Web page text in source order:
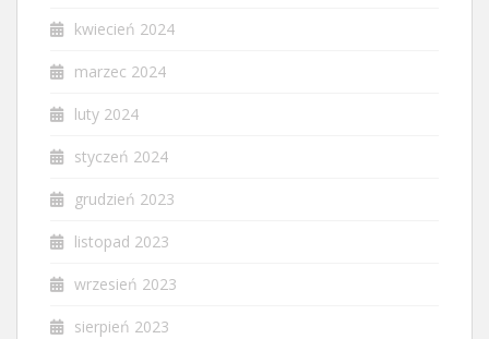
kwiecień 2024
marzec 2024
luty 2024
styczeń 2024
grudzień 2023
listopad 2023
wrzesień 2023
sierpień 2023